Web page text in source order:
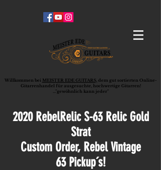
Willkommen bei MEISTER EDE GUITARS,dem gut sortierten Online-
G ita rrenhandel für ausgesuchte, hochwertige Gitarren!
..."gewöhnlich kann jeder"
2020 RebelRelic S-63 Relic Gold
Strat
Custom Order, Rebel Vintage
63 Pickup´s!